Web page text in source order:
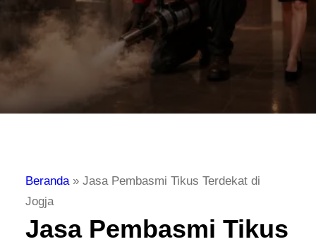
Beranda» Jasa Pembasmi Tikus Terdekat di
Jogja
Jasa Pembasmi Tikus